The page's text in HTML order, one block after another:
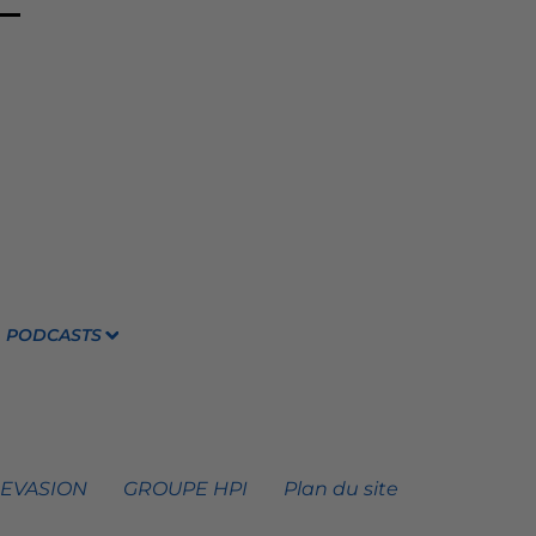
PODCASTS
GROUPE HPI Plan du site